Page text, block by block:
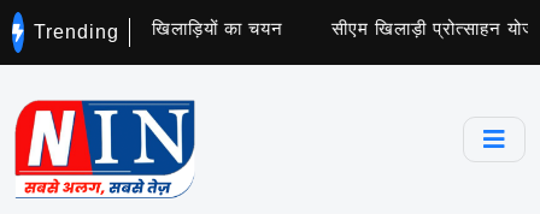
Trending
कॉलेज के लिए 5 खिलाड़ियों का चयन सीएम खिलाड़ी प्रोत्साहन